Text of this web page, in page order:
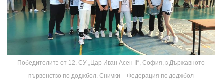
Победителите от 12. СУ „Цар Иван Асен II“, София, в Държавното
първенство по доджбол. Снимки – Федерация по доджбол